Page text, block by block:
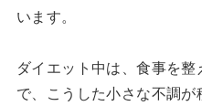
います。
ダイエット中は、食事を
で、こうした小さな不調